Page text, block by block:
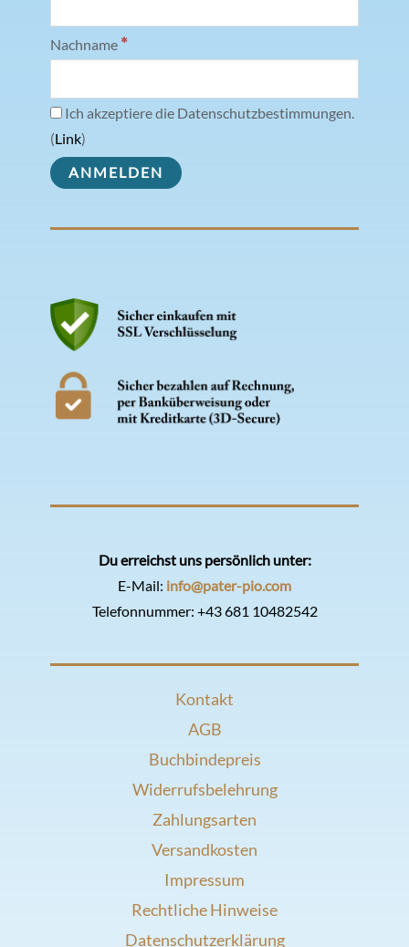
Nachname *
Ich akzeptiere die Datenschutzbestimmungen.
(Link)
Du erreichst uns persönlich unter:
E-Mail: info@pater-pio.com
Telefonnummer: +43 681 10482542
Kontakt
AGB
Buchbindepreis
Widerrufsbelehrung
Zahlungsarten
Versandkosten
Impressum
Rechtliche Hinweise
Datenschutzerklärung